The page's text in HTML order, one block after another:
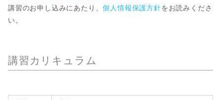
講習のお申し込みにあたり、個人情報保護方針をお読みくださ
い。
講習カリキュラム